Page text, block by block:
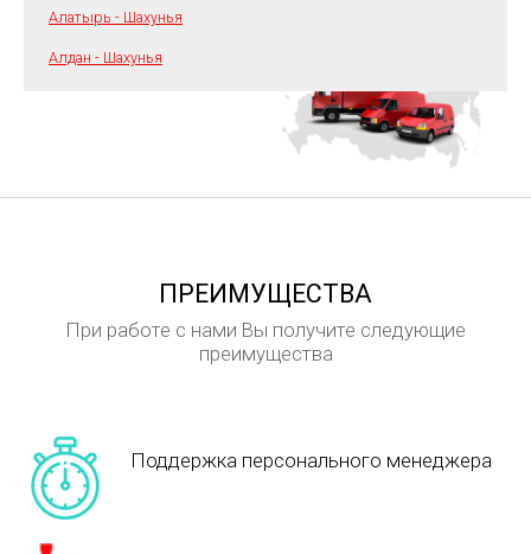
Алатырь - Шахунья
Алдан - Шахунья
ПРЕИМУЩЕСТВА
При работе с нами Вы получите следующие
преимущества
Поддержка персонального менеджера